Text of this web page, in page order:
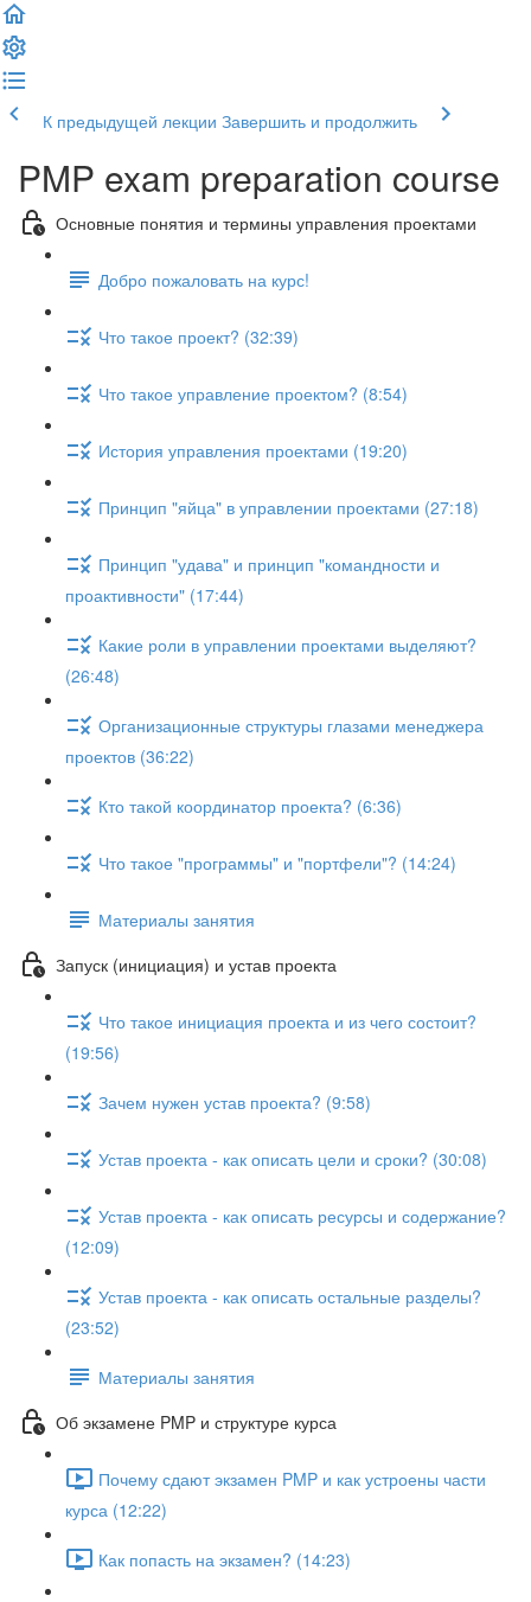
К предыдущей лекции Завершить и продолжить
PMP exam preparation course
Основные понятия и термины управления проектами
Добро пожаловать на курс!
Что такое проект? (32:39)
Что такое управление проектом? (8:54)
История управления проектами (19:20)
Принцип "яйца" в управлении проектами (27:18)
Принцип "удава" и принцип "командности и
проактивности" (17:44)
Какие роли в управлении проектами выделяют?
(26:48)
Организационные структуры глазами менеджера
проектов (36:22)
Кто такой координатор проекта? (6:36)
Что такое "программы" и "портфели"? (14:24)
Материалы занятия
Запуск (инициация) и устав проекта
Что такое инициация проекта и из чего состоит?
(19:56)
Зачем нужен устав проекта? (9:58)
Устав проекта - как описать цели и сроки? (30:08)
Устав проекта - как описать ресурсы и содержание?
(12:09)
Устав проекта - как описать остальные разделы?
(23:52)
Материалы занятия
Об экзамене PMP и структуре курса
Почему сдают экзамен PMP и как устроены части
курса (12:22)
Как попасть на экзамен? (14:23)